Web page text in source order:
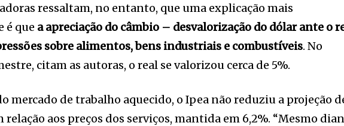
ressaltam, no entanto, que uma explicação mais
é que a apreciação do câmbio – desvalorização do dólar ante o
sobre alimentos, bens industriais e combustíveis. No
citam as autoras, o real se valorizou cerca de 5%.
mercado de trabalho aquecido, o Ipea não reduziu a projeção
relação aos preços dos serviços, mantida em 6,2%. “Mesmo